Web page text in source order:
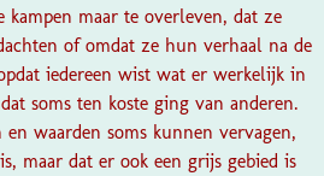
kampen maar te overleven, dat ze
of omdat ze hun verhaal na de
iedereen wist wat er werkelijk in
soms ten koste ging van anderen.
waarden soms kunnen vervagen,
maar dat er ook een grijs gebied is